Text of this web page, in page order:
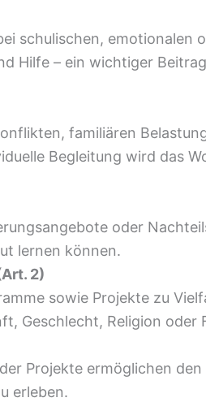
schulischen, emotionalen
Hilfe – ein wichtiger
familiären
Begleitung wird das
oder
lernen können.
2)
sowie Projekte zu
Geschlecht, Religion oder
Projekte ermöglichen
erleben.